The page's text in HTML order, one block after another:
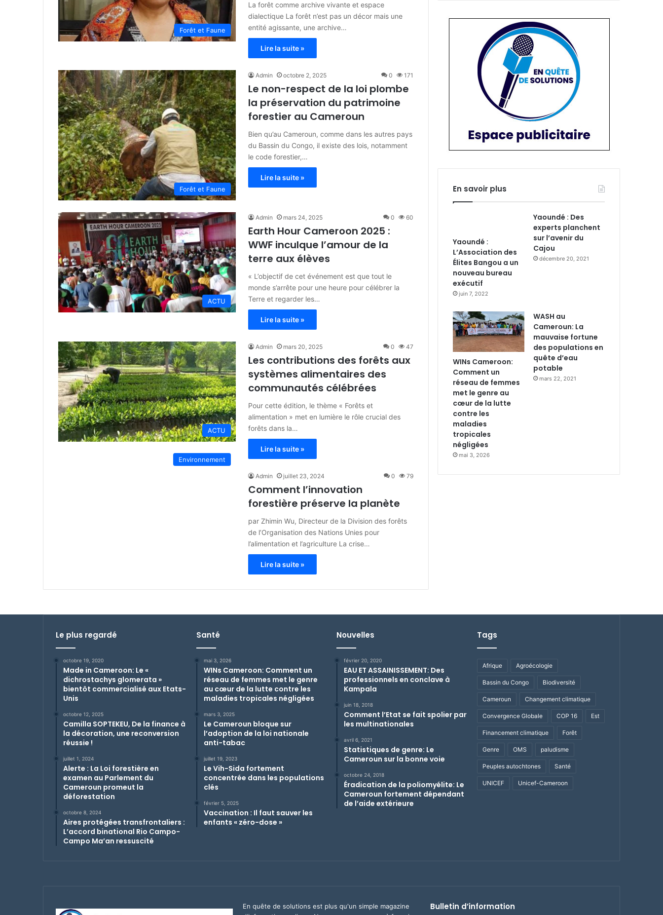
Forêt et Faune
La forêt comme archive vivante et espace
dialectique La forêt n’est pas un décor mais une
entité agissante, une archive…
Lire la suite »
Forêt et Faune
Admin octobre 2, 2025 0 171
Le non-respect de la loi plombe
la préservation du patrimoine
forestier au Cameroun
Bien qu’au Cameroun, comme dans les autres pays
du Bassin du Congo, il existe des lois, notamment
le code forestier,…
Lire la suite »
ACTU
Admin mars 24, 2025 0 60
Earth Hour Cameroon 2025 :
WWF inculque l’amour de la
terre aux élèves
« L’objectif de cet événement est que tout le
monde s’arrête pour une heure pour célébrer la
Terre et regarder les…
Lire la suite »
ACTU
Admin mars 20, 2025 0 47
Les contributions des forêts aux
systèmes alimentaires des
communautés célébrées
Pour cette édition, le thème « Forêts et
alimentation » met en lumière le rôle crucial des
forêts dans la…
Lire la suite »
Environnement
Admin juillet 23, 2024 0 79
Comment l’innovation
forestière préserve la planète
par Zhimin Wu, Directeur de la Division des forêts
de l’Organisation des Nations Unies pour
l’alimentation et l’agriculture La crise…
Lire la suite »
En savoir plus
Yaoundé :
L’Association des
Élites Bangou a un
nouveau bureau
exécutif
juin 7, 2022
Yaoundé : Des
experts planchent
sur l’avenir du
Cajou
décembre 20, 2021
WINs Cameroon:
Comment un
réseau de femmes
met le genre au
cœur de la lutte
contre les
maladies
tropicales
négligées
mai 3, 2026
WASH au
Cameroun: La
mauvaise fortune
des populations en
quête d’eau
potable
mars 22, 2021
Le plus regardé
octobre 19, 2020
Made in Cameroon: Le «
dichrostachys glomerata »
bientôt commercialisé aux Etats-
Unis
octobre 12, 2025
Camilla SOPTEKEU, De la finance à
la décoration, une reconversion
réussie !
juillet 1, 2024
Alerte : La Loi forestière en
examen au Parlement du
Cameroun promeut la
déforestation
octobre 8, 2024
Aires protégées transfrontaliers :
L’accord binational Rio Campo-
Campo Ma’an ressuscité
Santé
mai 3, 2026
WINs Cameroon: Comment un
réseau de femmes met le genre
au cœur de la lutte contre les
maladies tropicales négligées
mars 3, 2025
Le Cameroun bloque sur
l’adoption de la loi nationale
anti-tabac
juillet 19, 2023
Le Vih-Sida fortement
concentrée dans les populations
clés
février 5, 2025
Vaccination : Il faut sauver les
enfants « zéro-dose »
Nouvelles
février 20, 2020
EAU ET ASSAINISSEMENT: Des
professionnels en conclave à
Kampala
juin 18, 2018
Comment l’Etat se fait spolier par
les multinationales
avril 6, 2021
Statistiques de genre: Le
Cameroun sur la bonne voie
octobre 24, 2018
Éradication de la poliomyélite: Le
Cameroun fortement dépendant
de l’aide extérieure
Tags
Afrique Agroécologie
Bassin du Congo Biodiversité
Cameroun Changement climatique
Convergence Globale COP 16 Est
Financement climatique Forêt
Genre OMS paludisme
Peuples autochtones Santé
UNICEF Unicef-Cameroon
En quête de solutions est plus qu'un simple magazine
Bulletin d’information